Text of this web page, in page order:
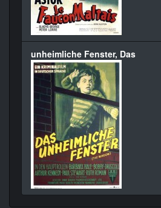
unheimliche Fenster, Das